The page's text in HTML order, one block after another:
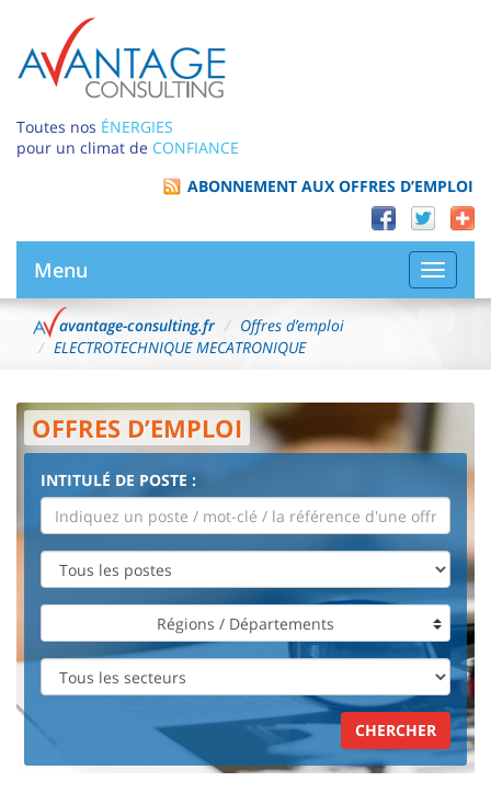
Toutes nos ÉNERGIES
pour un climat de CONFIANCE
ABONNEMENT AUX OFFRES D’EMPLOI
la
Menu
avantage-consulting.fr
Offres d’emploi
ELECTROTECHNIQUE MECATRONIQUE
OFFRES D’EMPLOI
INTITULÉ DE POSTE :
Régions / Départements
CHERCHER